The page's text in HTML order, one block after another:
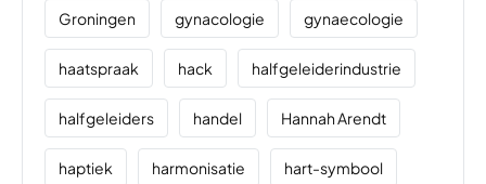
Groningen gynacologie gynaecologie
haatspraak hack halfgeleiderindustrie
halfgeleiders handel Hannah Arendt
haptiek harmonisatie hart-symbool